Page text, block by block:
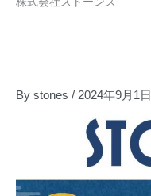
By stones / 2024年9月1日